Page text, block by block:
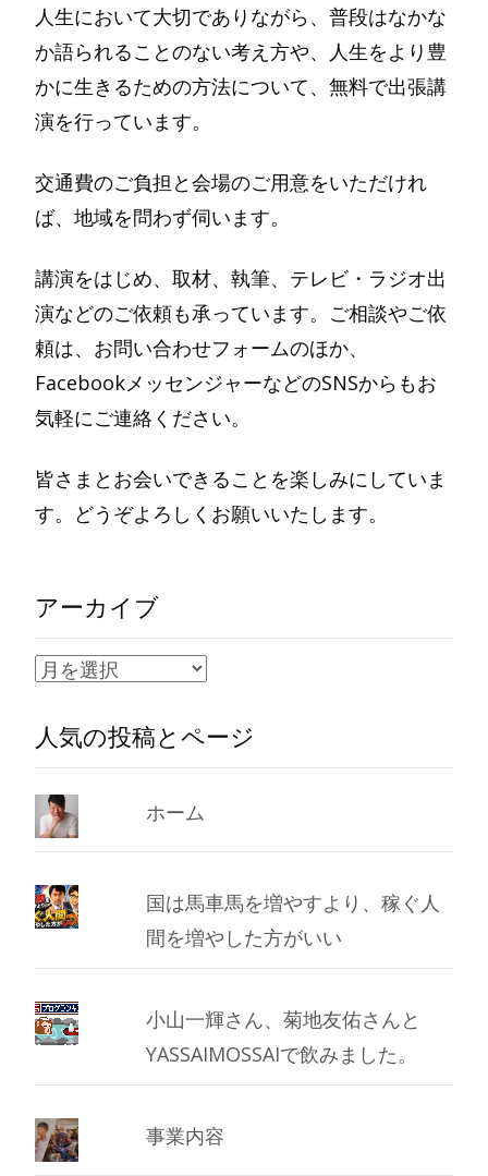
人生において大切でありながら、普段はなかな
か語られることのない考え方や、人生をより豊
かに生きるための方法について、無料で出張講
演を行っています。
交通費のご負担と会場のご用意をいただけれ
ば、地域を問わず伺います。
講演をはじめ、取材、執筆、テレビ・ラジオ出
演などのご依頼も承っています。ご相談やご依
頼は、お問い合わせフォームのほか、
FacebookメッセンジャーなどのSNSからもお
気軽にご連絡ください。
皆さまとお会いできることを楽しみにしていま
す。どうぞよろしくお願いいたします。
アーカイブ
ア
カ
イ
ブ
人気の投稿とページ
ホーム
国は馬車馬を増やすより、稼ぐ人
間を増やした方がいい
小山一輝さん、菊地友佑さんと
YASSAIMOSSAIで飲みました。
事業内容